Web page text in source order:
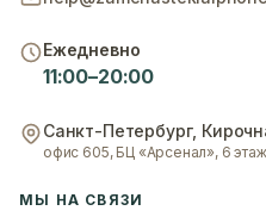
Ежедневно
11:00–20:00
Санкт-Петербург,
офис 605, БЦ «Арсенал», 6 этаж
МЫ НА СВЯЗИ